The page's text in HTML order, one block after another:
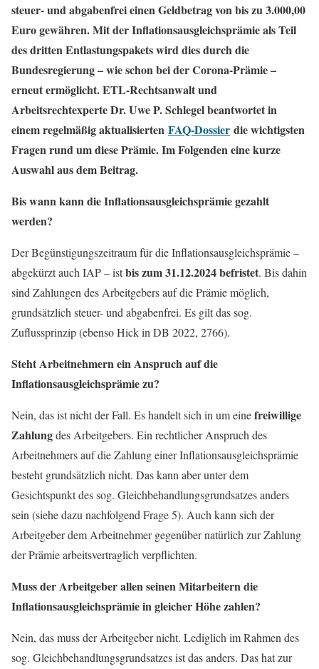
steuer- und abgabenfrei einen Geldbetrag von bis zu 3.000,00
Euro gewähren. Mit der Inflationsausgleichsprämie als Teil
des dritten Entlastungspakets wird dies durch die
Bundesregierung – wie schon bei der Corona-Prämie –
erneut ermöglicht. ETL-Rechtsanwalt und
Arbeitsrechtexperte Dr. Uwe P. Schlegel beantwortet in
einem regelmäßig aktualisierten FAQ-Dossier die wichtigsten
Fragen rund um diese Prämie. Im Folgenden eine kurze
Auswahl aus dem Beitrag.
Bis wann kann die Inflationsausgleichsprämie gezahlt
werden?
Der Begünstigungszeitraum für die Inflationsausgleichsprämie –
abgekürzt auch IAP – istbis zum 31.12.2024 befristet. Bis dahin
sind Zahlungen des Arbeitgebers auf die Prämie möglich,
grundsätzlich steuer- und abgabenfrei. Es gilt das sog.
Zuflussprinzip (ebenso Hick in DB 2022, 2766).
Steht Arbeitnehmern ein Anspruch auf die
Inflationsausgleichsprämie zu?
Nein, das ist nicht der Fall. Es handelt sich in um einefreiwillige
Zahlungdes Arbeitgebers. Ein rechtlicher Anspruch des
Arbeitnehmers auf die Zahlung einer Inflationsausgleichsprämie
besteht grundsätzlich nicht. Das kann aber unter dem
Gesichtspunkt des sog. Gleichbehandlungsgrundsatzes anders
sein (siehe dazu nachfolgend Frage 5). Auch kann sich der
Arbeitgeber dem Arbeitnehmer gegenüber natürlich zur Zahlung
der Prämie arbeitsvertraglich verpflichten.
Muss der Arbeitgeber allen seinen Mitarbeitern die
Inflationsausgleichsprämie in gleicher Höhe zahlen?
Nein, das muss der Arbeitgeber nicht. Lediglich im Rahmen des
sog. Gleichbehandlungsgrundsatzes ist das anders. Das hat zur